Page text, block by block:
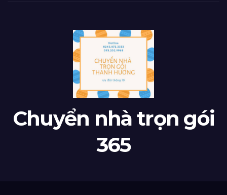
Chuyển nhà trọn gói
365